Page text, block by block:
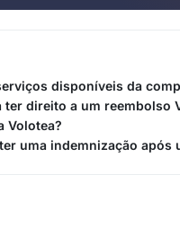
disponíveis da
ter direito a um reembolso
Volotea?
uma indemnização